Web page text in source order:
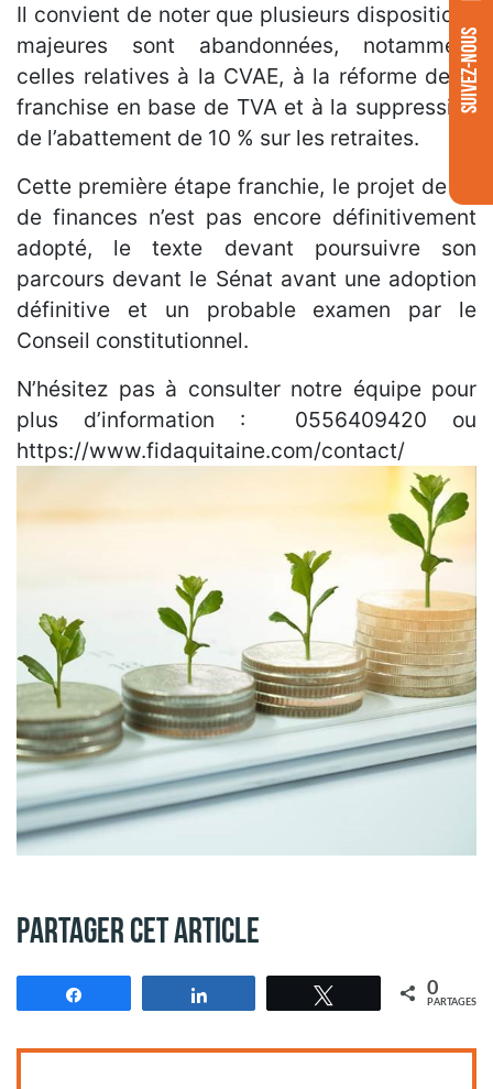
Il convient de noter que plusieurs dispositions
majeures sont abandonnées, notamment
celles relatives à la CVAE, à la réforme de la
franchise en base de TVA et à la suppression
de l’abattement de 10 % sur les retraites.
Cette première étape franchie, le projet de loi
de finances n’est pas encore définitivement
adopté, le texte devant poursuivre son
parcours devant le Sénat avant une adoption
définitive et un probable examen par le
Conseil constitutionnel.
N’hésitez pas à consulter notre équipe pour
plus d’information : 0556409420 ou
https://www.fidaquitaine.com/contact/
Partager cet article
Tweetez 0
PARTAGES
SUIVEZ-NOUS